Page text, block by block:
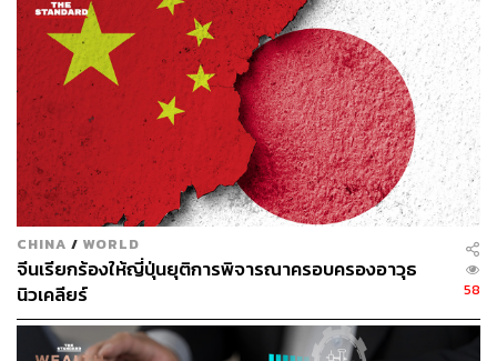
TAGS: กองทุนหุ้นจีน จีน อินเดีย Tiger Global
India
China
ตลาดหุ้น หุ้น กองทุน
113
ABOUT THE AUTHOR
Content Creator สำนักข่าว THE
STANDARD WEALTH
CHINA / WORLD
จีนเรียกร้องให้ญี่ปุ่นยุติการพิจารณาครอบครองอาวุธ
นิวเคลียร์
58